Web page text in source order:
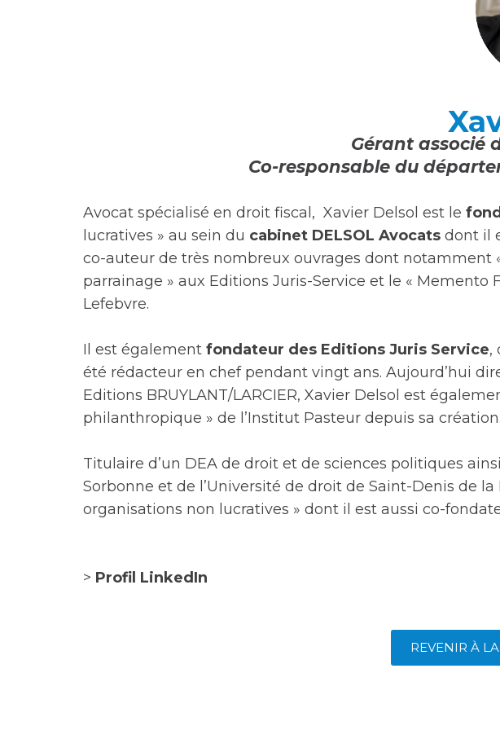
Gérant associé
Co-responsable du
Avocat spécialisé en droit fiscal, Xavier Delsol est le
lucratives » au sein du cabinet DELSOL Avocats dont il
co-auteur de très nombreux ouvrages dont notamment
parrainage » aux Editions Juris-Service et le « Memento
Lefebvre.
Il est également fondateur des Editions Juris Service,
été rédacteur en chef pendant vingt ans. Aujourd’hui
Editions BRUYLANT/LARCIER, Xavier Delsol est
philanthropique » de l’Institut Pasteur depuis sa création.
Titulaire d’un DEA de droit et de sciences politiques
Sorbonne et de l’Université de droit de Saint-Denis de
organisations non lucratives » dont il est aussi co-
> Profil LinkedIn
REVENIR À